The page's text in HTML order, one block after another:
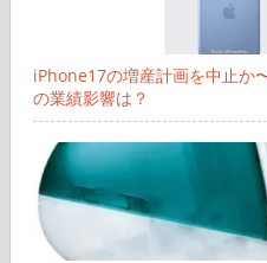
iPhone17の増産計画を中止か
の業績影響は？